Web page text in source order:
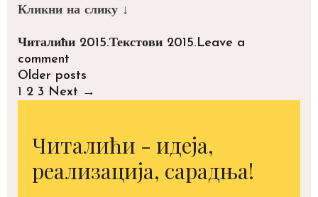
Кликни на слику ↓
Categories
Читалићи 2015.Tags
Текстови 2015.Leave a
comment
Post
navigation
Older posts
1 2 3 Next →
Читалићи - идеја,
реализација, сарадња!